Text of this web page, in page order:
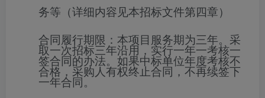
务等（详细内容见本招标文件第四章）
合同履行期限： 本项目服务期为三年。采
取一次招标三年沿用，实行一年一考核一
签合同的办法。如果中标单位年度考核不
合格，采购人有权终止合同，不再续签下
一年合同。